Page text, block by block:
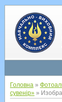
Головна»
сувенір»»